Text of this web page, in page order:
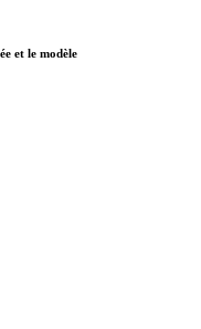
et le modèle